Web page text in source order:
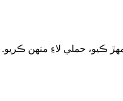
ڪيو، حملي لاءِ منھن